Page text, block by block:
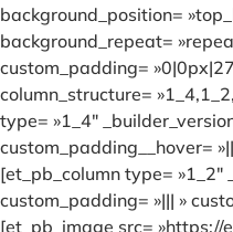
background_position=
background_repeat=
custom_padding=
column_structure=
type= »1_4″
custom_padding__hover=
[et_pb_column type= »1_2″
custom_padding= »||| »
[et_pb_image src=